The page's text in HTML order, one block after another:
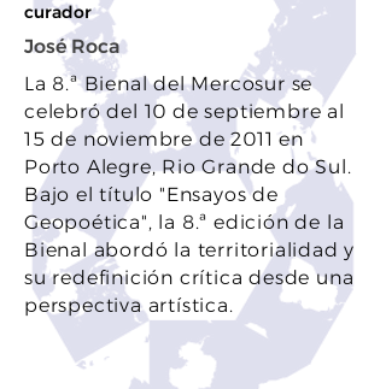
curador
José Roca
La 8.ª Bienal del Mercosur se
celebró del 10 de septiembre al
15 de noviembre de 2011 en
Porto Alegre, Rio Grande do Sul.
Bajo el título "Ensayos de
Geopoética", la 8.ª edición de la
Bienal abordó la territorialidad y
su redefinición crítica desde una
perspectiva artística.